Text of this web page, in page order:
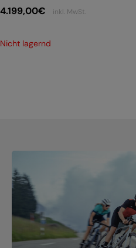
4.199,00€ inkl. MwSt.
Nicht lagernd